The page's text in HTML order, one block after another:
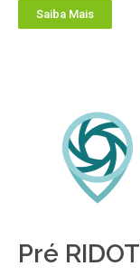
Saiba Mais
Pré RIDOT